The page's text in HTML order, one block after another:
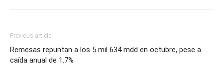
Previous article
Remesas repuntan a los 5 mil 634 mdd en octubre, pese a
caída anual de 1.7%